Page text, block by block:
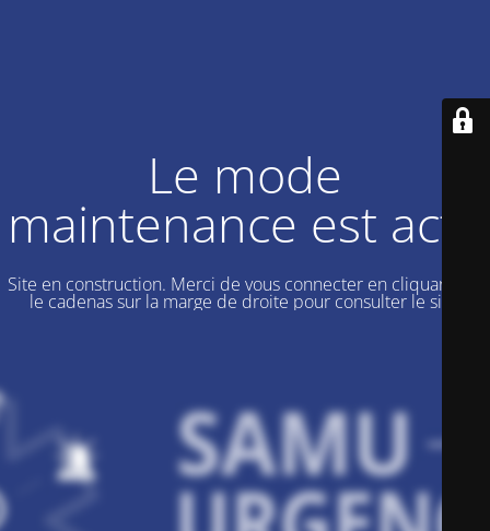
Le mode
maintenance est actif
Site en construction. Merci de vous connecter en cliquant sur
le cadenas sur la marge de droite pour consulter le site.